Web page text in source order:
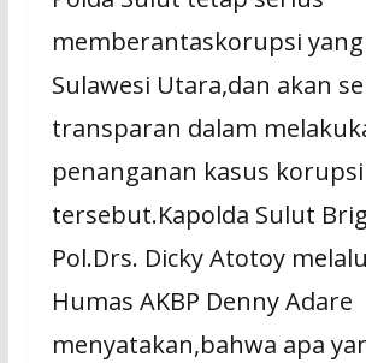
memberantaskorupsi yang
Sulawesi Utara,dan akan
transparan dalam
penanganan kasus korupsi
tersebut.Kapolda Sulut
Pol.Drs. Dicky Atotoy
Humas AKBP Denny Adare
menyatakan,bahwa apa